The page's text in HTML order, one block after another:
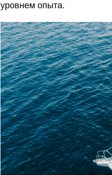
уровнем опыта.